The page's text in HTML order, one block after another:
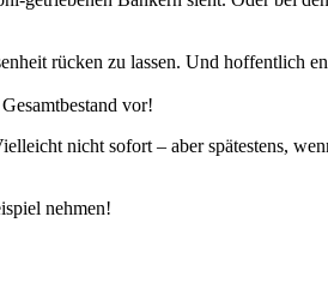
rücken zu lassen. Und hoffentlich
vor!
nicht sofort – aber spätestens,
nehmen!